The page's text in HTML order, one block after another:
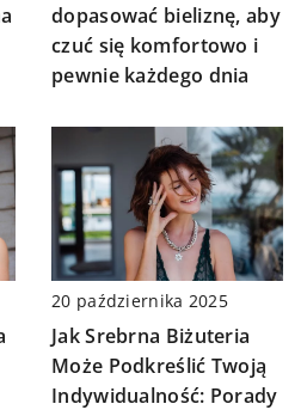
dopasować bieliznę, aby
czuć się komfortowo i
pewnie każdego dnia
20 października 2025
Jak Srebrna Biżuteria
Może Podkreślić Twoją
Indywidualność: Porady